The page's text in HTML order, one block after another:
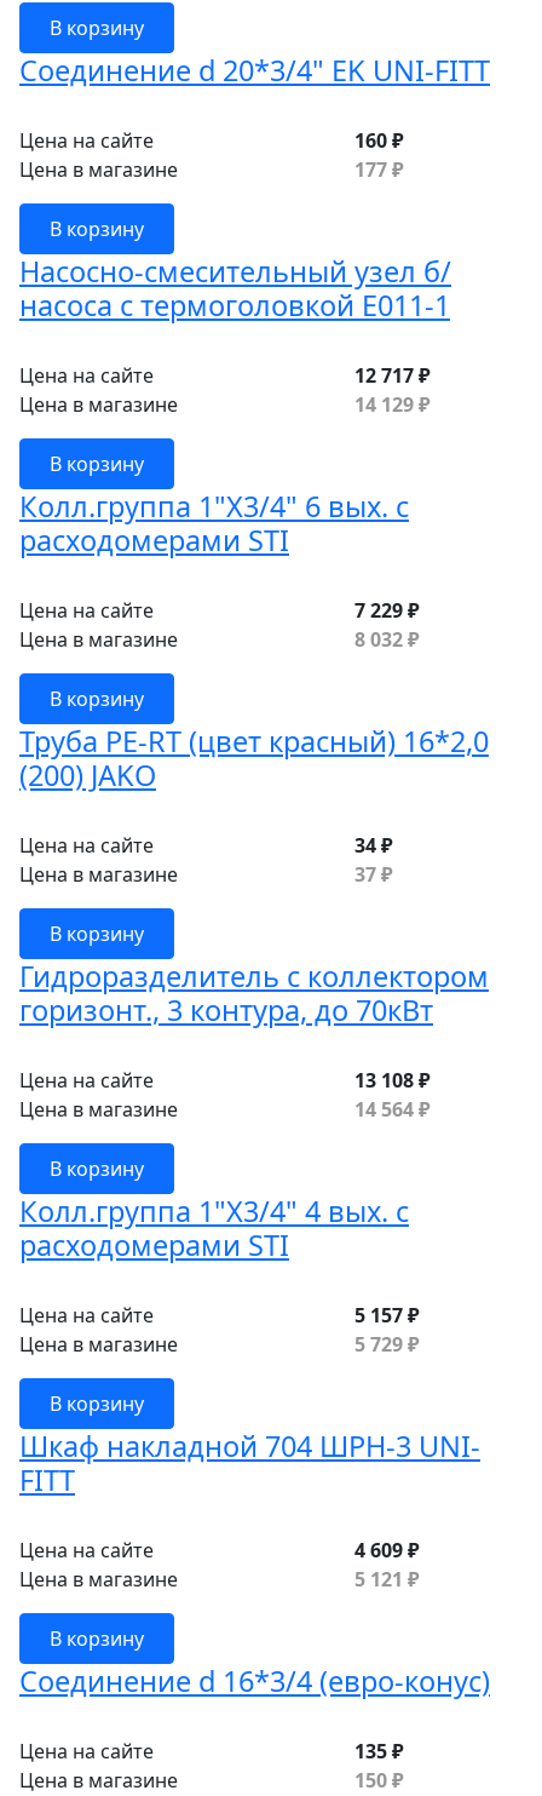
В корзину
Соединение d 20*3/4" EK UNI-FITT
Цена на сайте
160 ₽
Цена в магазине
177 ₽
В корзину
Насосно-смесительный узел б/
насоса с термоголовкой Е011-1
Цена на сайте
12 717 ₽
Цена в магазине
14 129 ₽
В корзину
Колл.группа 1"Х3/4" 6 вых. с
расходомерами STI
Цена на сайте
7 229 ₽
Цена в магазине
8 032 ₽
В корзину
Труба PE-RT (цвет красный) 16*2,0
(200) JAKO
Цена на сайте
34 ₽
Цена в магазине
37 ₽
В корзину
Гидроразделитель с коллектором
горизонт., 3 контура, до 70кВт
Цена на сайте
13 108 ₽
Цена в магазине
14 564 ₽
В корзину
Колл.группа 1"Х3/4" 4 вых. с
расходомерами STI
Цена на сайте
5 157 ₽
Цена в магазине
5 729 ₽
В корзину
Шкаф накладной 704 ШРН-3 UNI-
FITT
Цена на сайте
4 609 ₽
Цена в магазине
5 121 ₽
В корзину
Соединение d 16*3/4 (евро-конус)
Цена на сайте
135 ₽
Цена в магазине
150 ₽